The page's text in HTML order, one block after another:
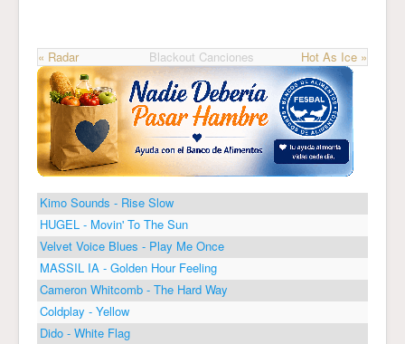
« Radar Blackout Canciones Hot As Ice »
Kimo Sounds - Rise Slow
HUGEL - Movin' To The Sun
Velvet Voice Blues - Play Me Once
MASSIL IA - Golden Hour Feeling
Cameron Whitcomb - The Hard Way
Coldplay - Yellow
Dido - White Flag